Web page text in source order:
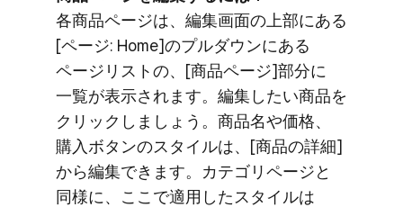
各商品ページは、​編集画面の​上部に​ある​
[ページ: Home]の​プルダウンに​ある​
ページリストの、​[商品ページ]部分に​
一覧が​表示されます。​編集したい​商品を​
クリックしましょう。​商品名や​価格、​
購入ボタンの​スタイルは、​[商品の​詳細]
から​編集できます。​カテゴリページと​
同様に、​ここで​適用した​スタイルは​